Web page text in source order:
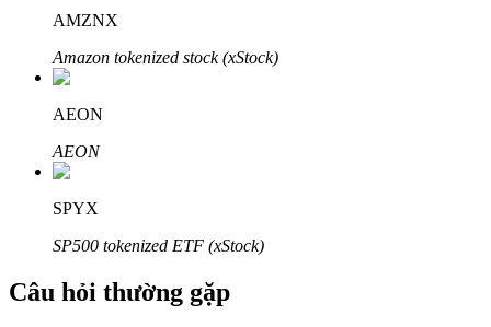
Đối tác Bitrue
Lên đến 65% hoa hồng!
AMZNX
Amazon tokenized stock (xStock)
AEON
AEON
SPYX
SP500 tokenized ETF (xStock)
Câu hỏi thường gặp